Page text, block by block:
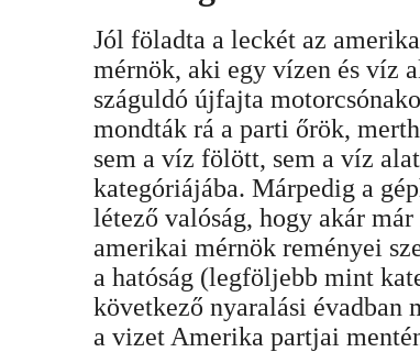
Jól föladta a leckét az
mérnök, aki egy vízen és víz
száguldó újfajta
mondták rá a parti őrök,
sem a víz fölött, sem a víz
kategóriájába. Márpedig a
létező valóság, hogy akár
amerikai mérnök reményei
a hatóság (legföljebb mint
következő nyaralási
a vizet Amerika partjai